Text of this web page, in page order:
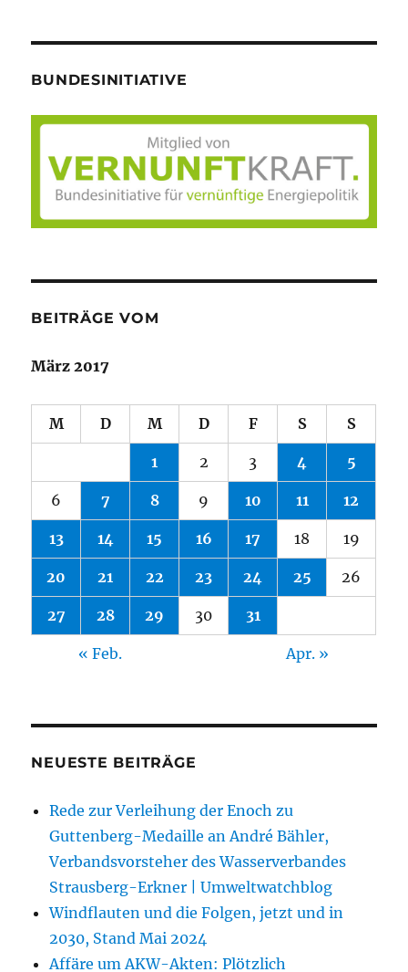
BUNDESINITIATIVE
BEITRÄGE VOM
März 2017
M D M D F S S
1 2 3 4 5
6 7 8 9 10 11 12
13 14 15 16 17 18 19
20 21 22 23 24 25 26
27 28 29 30 31
« Feb. Apr. »
NEUESTE BEITRÄGE
Rede zur Verleihung der Enoch zu
Guttenberg-Medaille an André Bähler,
Verbandsvorsteher des Wasserverbandes
Strausberg-Erkner | Umweltwatchblog
Windflauten und die Folgen, jetzt und in
2030, Stand Mai 2024
Affäre um AKW-Akten: Plötzlich